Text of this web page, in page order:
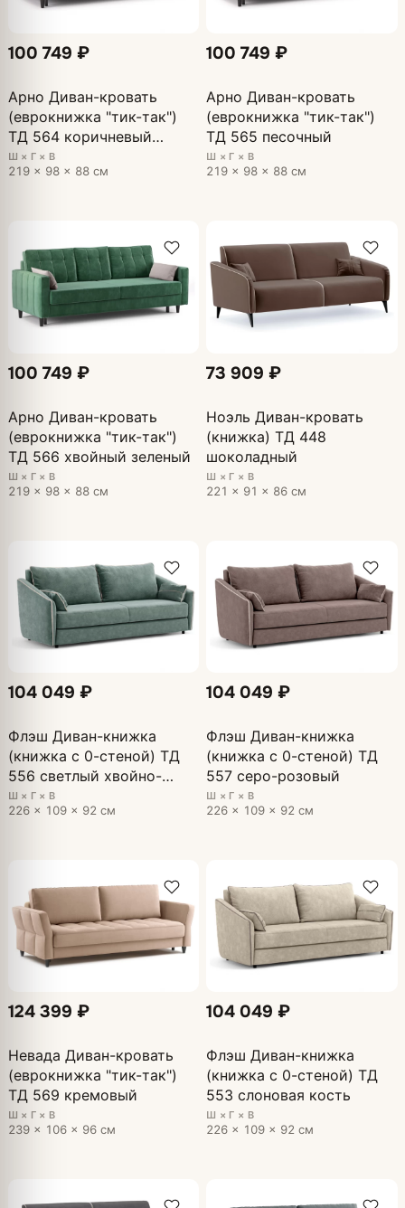
100 749 ₽
Арно Диван-кровать
(еврокнижка "тик-так")
ТД 564 коричневый
перламутр
Ш × Г × В
219 × 98 × 88 см
100 749 ₽
Арно Диван-кровать
(еврокнижка "тик-так")
ТД 565 песочный
Ш × Г × В
219 × 98 × 88 см
100 749 ₽
Арно Диван-кровать
(еврокнижка "тик-так")
ТД 566 хвойный зеленый
Ш × Г × В
219 × 98 × 88 см
73 909 ₽
Ноэль Диван-кровать
(книжка) ТД 448
шоколадный
Ш × Г × В
221 × 91 × 86 см
104 049 ₽
Флэш Диван-книжка
(книжка с 0-стеной) ТД
556 светлый хвойно-
зеленый
Ш × Г × В
226 × 109 × 92 см
104 049 ₽
Флэш Диван-книжка
(книжка с 0-стеной) ТД
557 серо-розовый
Ш × Г × В
226 × 109 × 92 см
124 399 ₽
Невада Диван-кровать
(еврокнижка "тик-так")
ТД 569 кремовый
Ш × Г × В
239 × 106 × 96 см
104 049 ₽
Флэш Диван-книжка
(книжка с 0-стеной) ТД
553 слоновая кость
Ш × Г × В
226 × 109 × 92 см